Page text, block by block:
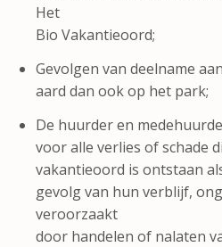
Het
Bio Vakantieoord;
Gevolgen van deelname
aard dan ook op het park;
De huurder en
voor alle verlies of schade
vakantieoord is ontstaan
gevolg van hun verblijf,
veroorzaakt
door handelen of nalaten